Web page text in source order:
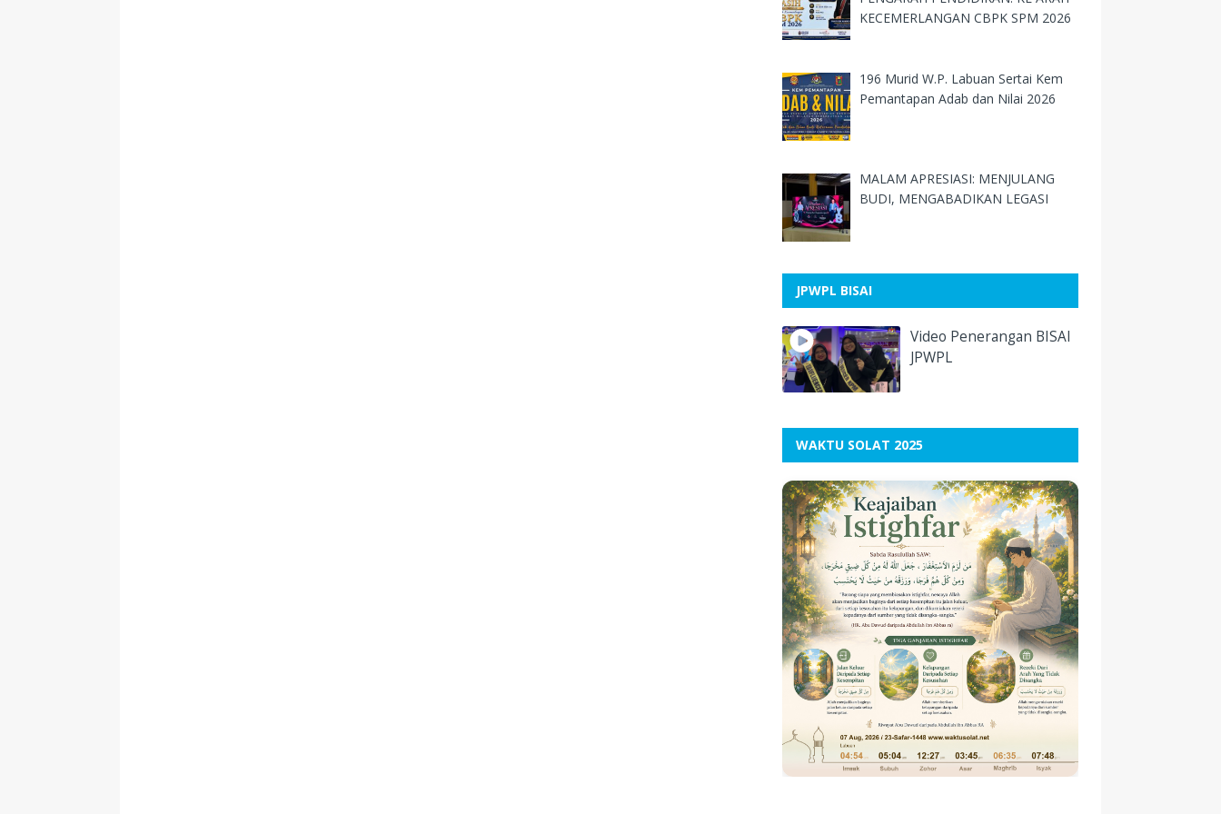
Kejohanan Taekwondo Remaja Kebangsaan
MKTA-DBKL
Genta Suara Generasi MADANI: Pertandingan
Nyanyian Solo dan Duo Sekolah Malaysia
Peringkat Kebangsaan Tahun 2025
ANIMATION (DSTA) TAHUN 2025 PERINGKAT
KEBANGSAAN
PERTANDINGAN CABARAN KESELAMATAN
PERINGKAT KEBANGSAAN
Kebangsaan
Virtual MSU Malaysia Infohunt Challenge
Peringkat Kebangsaan 2025!
Tahun 2025
KECEMERLANGAN CBPK SPM 2026
196 Murid W.P. Labuan Sertai Kem
Pemantapan Adab dan Nilai 2026
MALAM APRESIASI: MENJULANG
BUDI, MENGABADIKAN LEGASI
JPWPL BISAI
Video Penerangan BISAI
JPWPL
WAKTU SOLAT 2025